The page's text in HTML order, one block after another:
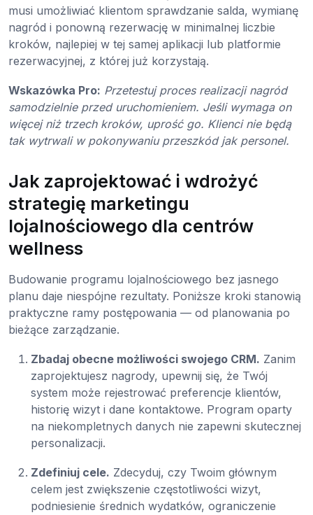
musi umożliwiać klientom sprawdzanie salda, wymianę
nagród i ponowną rezerwację w minimalnej liczbie
kroków, najlepiej w tej samej aplikacji lub platformie
rezerwacyjnej, z której już korzystają.
Wskazówka Pro: Przetestuj proces realizacji nagród
samodzielnie przed uruchomieniem. Jeśli wymaga on
więcej niż trzech kroków, uprość go. Klienci nie będą
tak wytrwali w pokonywaniu przeszkód jak personel.
Jak zaprojektować i wdrożyć
strategię marketingu
lojalnościowego dla centrów
wellness
Budowanie programu lojalnościowego bez jasnego
planu daje niespójne rezultaty. Poniższe kroki stanowią
praktyczne ramy postępowania — od planowania po
bieżące zarządzanie.
Zbadaj obecne możliwości swojego CRM. Zanim
zaprojektujesz nagrody, upewnij się, że Twój
system może rejestrować preferencje klientów,
historię wizyt i dane kontaktowe. Program oparty
na niekompletnych danych nie zapewni skutecznej
personalizacji.
Zdefiniuj cele. Zdecyduj, czy Twoim głównym
celem jest zwiększenie częstotliwości wizyt,
podniesienie średnich wydatków, ograniczenie